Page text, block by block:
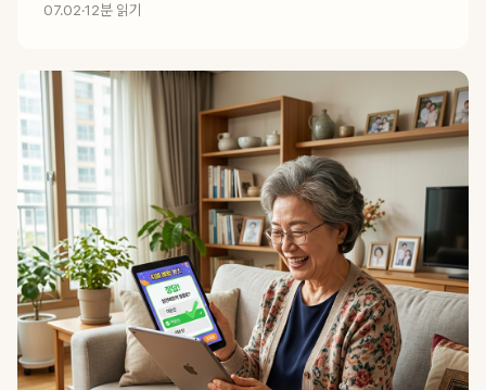
07.02·12분 읽기